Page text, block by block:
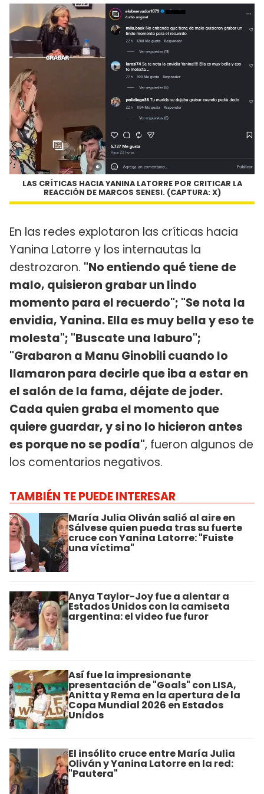
LAS CRÍTICAS HACIA YANINA LATORRE POR CRITICAR LA
REACCIÓN DE MARCOS SENESI. (CAPTURA: X)
En las redes explotaron las críticas hacia
Yanina Latorre y los internautas la
destrozaron. "No entiendo qué tiene de
malo, quisieron grabar un lindo
momento para el recuerdo"; "Se nota la
envidia, Yanina. Ella es muy bella y eso te
molesta"; "Buscate una laburo";
"Grabaron a Manu Ginobili cuando lo
llamaron para decirle que iba a estar en
el salón de la fama, déjate de joder.
Cada quien graba el momento que
quiere guardar, y si no lo hicieron antes
es porque no se podía", fueron algunos de
los comentarios negativos.
TAMBIÉN TE PUEDE INTERESAR
María Julia Oliván salió al aire en
Sálvese quien pueda tras su fuerte
cruce con Yanina Latorre: "Fuiste
una víctima"
Anya Taylor-Joy fue a alentar a
Estados Unidos con la camiseta
argentina: el video fue furor
Así fue la impresionante
presentación de "Goals" con LISA,
Anitta y Rema en la apertura de la
Copa Mundial 2026 en Estados
Unidos
El insólito cruce entre María Julia
Oliván y Yanina Latorre en la red:
"Pautera"